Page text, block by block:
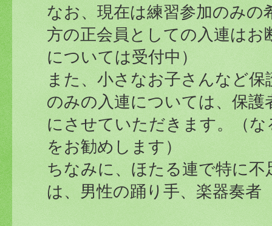
なお、現在は練習参加のみ
方の正会員としての入連は
については受付中）
また、小さなお子さんなど
のみの入連については、保
にさせていただきます。（
をお勧めします）
ちなみに、ほたる連で特に
は、男性の踊り手、楽器奏者